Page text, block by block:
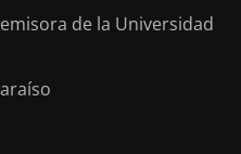
de la Universidad